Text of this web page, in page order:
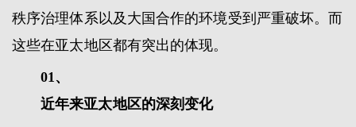
秩序治理体系以及大国合作的环境受到严重破坏。而
这些在亚太地区都有突出的体现。
01、
近年来亚太地区的深刻变化